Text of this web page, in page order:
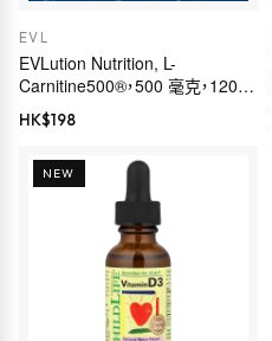
EVL
EVLution Nutrition, L-
Carnitine500®，500 毫克，120
粒膠囊
HK$198
NEW